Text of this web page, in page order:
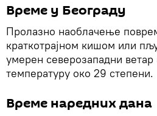
Време у Београду
Пролазно наоблачење
краткотрајном кишом или
умерен северозападни
температуру око 29 степени.
Време наредних дана